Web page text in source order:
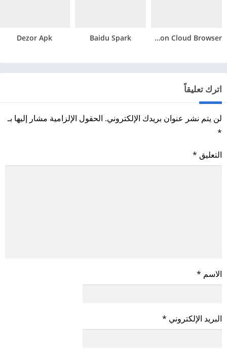
Maxthon Cloud Browser
Baidu Spark
Dezor Apk
اترك تعليقاً
لن يتم نشر عنوان بريدك الإلكتروني. الحقول الإلزامية مشار إليها بـ
*
التعليق *
الاسم *
البريد الإلكتروني *